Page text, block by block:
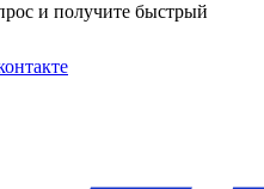
и получите быстрый